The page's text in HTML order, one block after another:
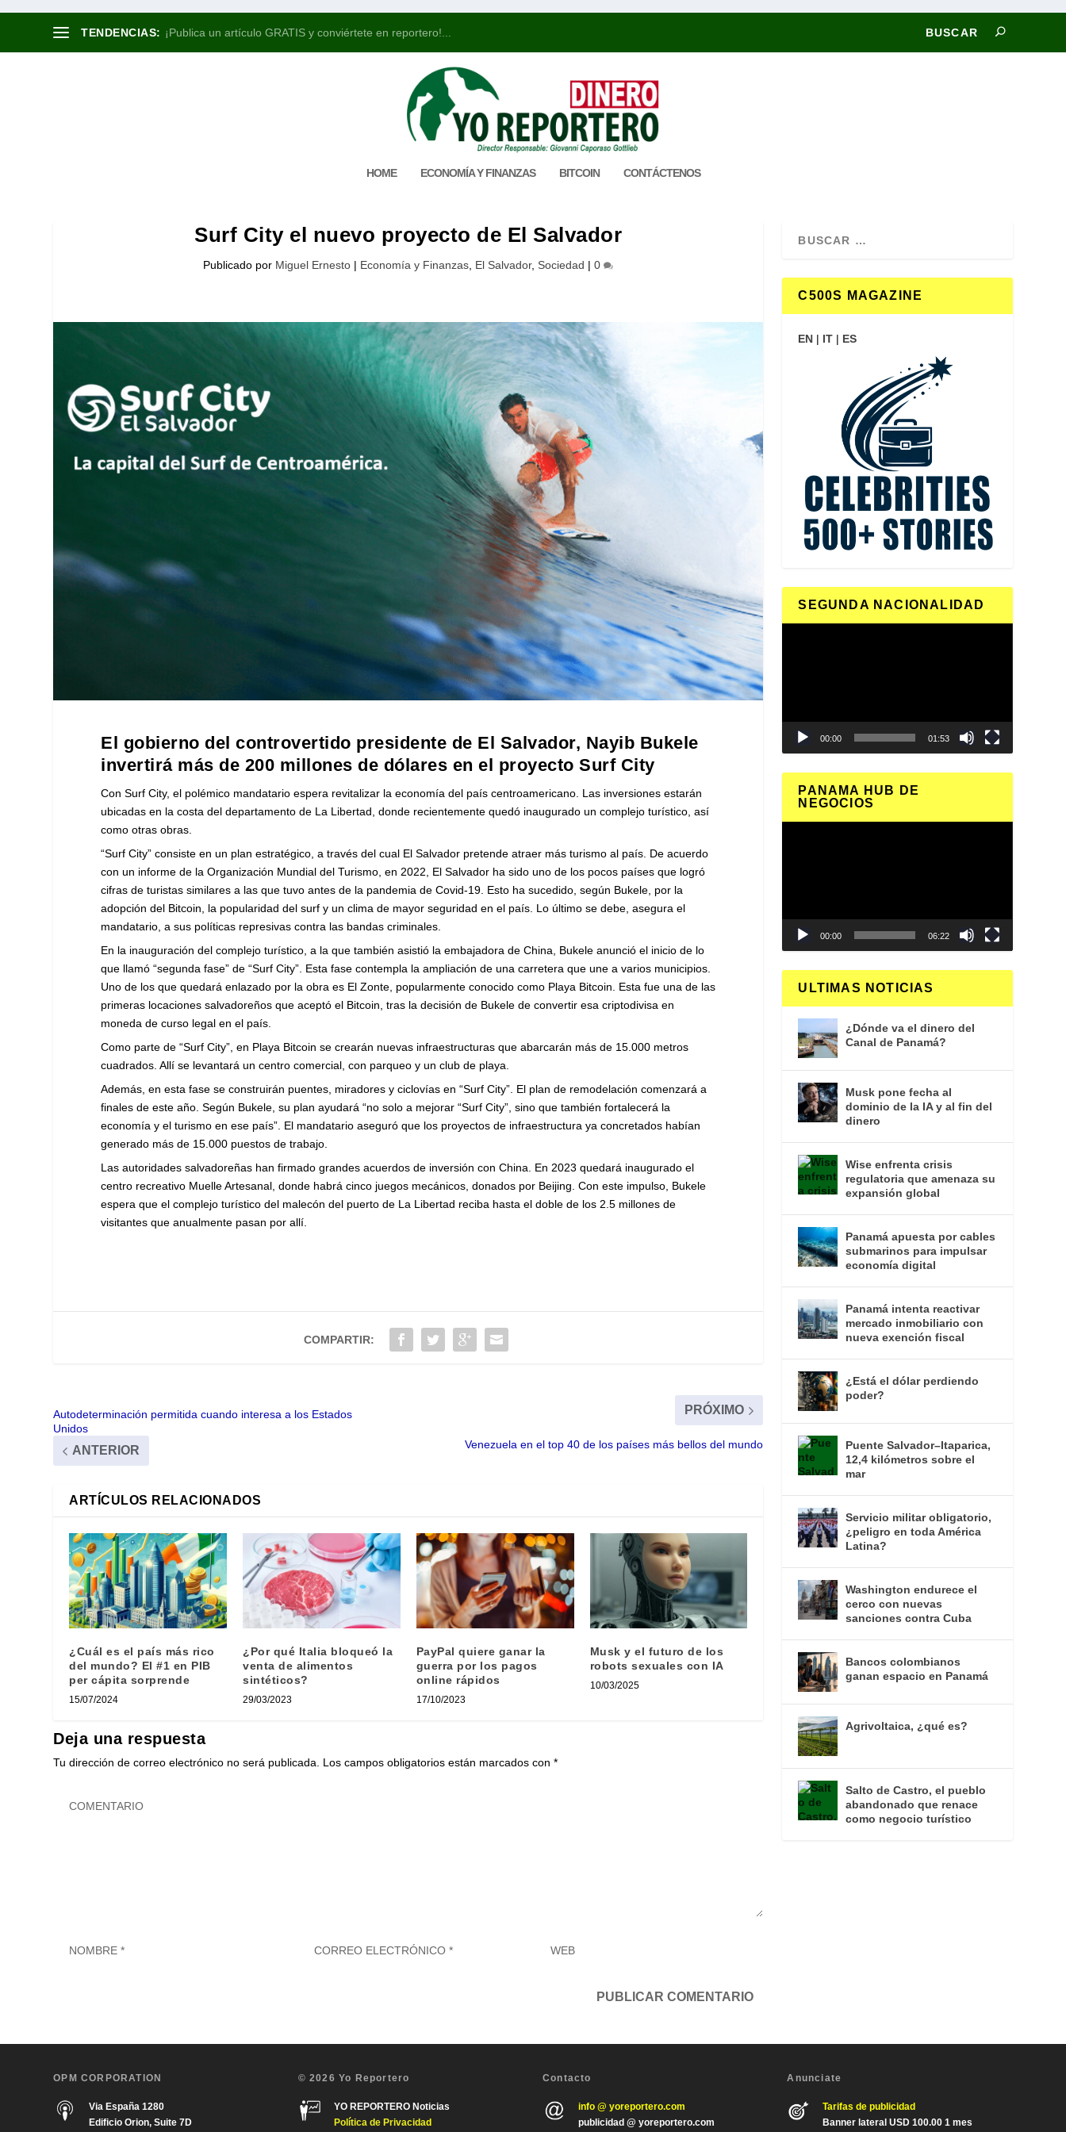
TENDENCIAS: ¡Publica un artículo GRATIS y conviértete en reportero!...
HOME ECONOMÍA Y FINANZAS BITCOIN CONTÁCTENOS
Surf City el nuevo proyecto de El Salvador
Publicado por Miguel Ernesto | Economía y Finanzas El Salvador, Sociedad |0
El gobierno del controvertido presidente de El Salvador, Nayib Bukele
invertirá más de 200 millones de dólares en el proyecto Surf City
Con Surf City, el polémico mandatario espera revitalizar la economía del país centroamericano. Las inversiones estarán
ubicadas en la costa del departamento de La Libertad, donde recientemente quedó inaugurado un complejo turístico, así
como otras obras.
“Surf City” consiste en un plan estratégico, a través del cual El Salvador pretende atraer más turismo al país. De acuerdo
con un informe de la Organización Mundial del Turismo, en 2022, El Salvador ha sido uno de los pocos países que logró
cifras de turistas similares a las que tuvo antes de la pandemia de Covid-19. Esto ha sucedido, según Bukele, por la
adopción del Bitcoin, la popularidad del surf y un clima de mayor seguridad en el país. Lo último se debe, asegura el
mandatario, a sus políticas represivas contra las bandas criminales.
En la inauguración del complejo turístico, a la que también asistió la embajadora de China, Bukele anunció el inicio de lo
que llamó “segunda fase” de “Surf City”. Esta fase contempla la ampliación de una carretera que une a varios municipios.
Uno de los que quedará enlazado por la obra es El Zonte, popularmente conocido como Playa Bitcoin. Esta fue una de las
primeras locaciones salvadoreños que aceptó el Bitcoin, tras la decisión de Bukele de convertir esa criptodivisa en
moneda de curso legal en el país.
Como parte de “Surf City”, en Playa Bitcoin se crearán nuevas infraestructuras que abarcarán más de 15.000 metros
cuadrados. Allí se levantará un centro comercial, con parqueo y un club de playa.
Además, en esta fase se construirán puentes, miradores y ciclovías en “Surf City”. El plan de remodelación comenzará a
finales de este año. Según Bukele, su plan ayudará “no solo a mejorar “Surf City”, sino que también fortalecerá la
economía y el turismo en ese país”. El mandatario aseguró que los proyectos de infraestructura ya concretados habían
generado más de 15.000 puestos de trabajo.
Las autoridades salvadoreñas han firmado grandes acuerdos de inversión con China. En 2023 quedará inaugurado el
centro recreativo Muelle Artesanal, donde habrá cinco juegos mecánicos, donados por Beijing. Con este impulso, Bukele
espera que el complejo turístico del malecón del puerto de La Libertad reciba hasta el doble de los 2.5 millones de
visitantes que anualmente pasan por allí.
COMPARTIR:
Autodeterminación permitida cuando interesa a los Estados
Unidos
ANTERIOR
PRÓXIMO
Venezuela en el top 40 de los países más bellos del mundo
ARTÍCULOS RELACIONADOS
¿Cuál es el país más rico
del mundo? El #1 en PIB
per cápita sorprende
15/07/2024
¿Por qué Italia bloqueó la
venta de alimentos
sintéticos?
29/03/2023
PayPal quiere ganar la
guerra por los pagos
online rápidos
17/10/2023
Musk y el futuro de los
robots sexuales con IA
10/03/2025
Deja una respuesta
Tu dirección de correo electrónico no será publicada. Los campos obligatorios están marcados con*
C500S MAGAZINE
EN | IT | ES
SEGUNDA NACIONALIDAD
00:00 01:53
PANAMA HUB DE
NEGOCIOS
00:00 06:22
ULTIMAS NOTICIAS
¿Dónde va el dinero del
Canal de Panamá?
Musk pone fecha al
dominio de la IA y al fin del
dinero
Wise enfrenta crisis
regulatoria que amenaza su
expansión global
Panamá apuesta por cables
submarinos para impulsar
economía digital
Panamá intenta reactivar
mercado inmobiliario con
nueva exención fiscal
¿Está el dólar perdiendo
poder?
Puente Salvador–Itaparica,
12,4 kilómetros sobre el
mar
Servicio militar obligatorio,
¿peligro en toda América
Latina?
Washington endurece el
cerco con nuevas
sanciones contra Cuba
Bancos colombianos
ganan espacio en Panamá
Agrivoltaica, ¿qué es?
Salto de Castro, el pueblo
abandonado que renace
como negocio turístico
OPM CORPORATION
Via España 1280
Edificio Orion, Suite 7D
© 2026 Yo Reportero
YO REPORTERO Noticias
Política de Privacidad
Contacto
info @ yoreportero.com
publicidad @ yoreportero.com
Anunciate
Tarifas de publicidad
Banner lateral USD 100.00 1 mes